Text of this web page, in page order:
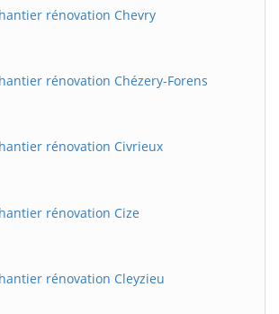
rénovation Chevry
rénovation Chézery-Forens
rénovation Civrieux
rénovation Cize
rénovation Cleyzieu